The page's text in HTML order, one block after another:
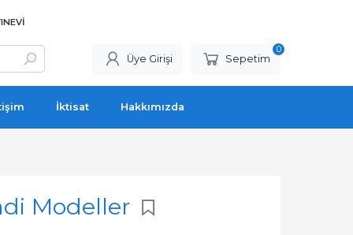
Üye Girişi Sepetim
0
İktisat Hakkımızda
Modeller